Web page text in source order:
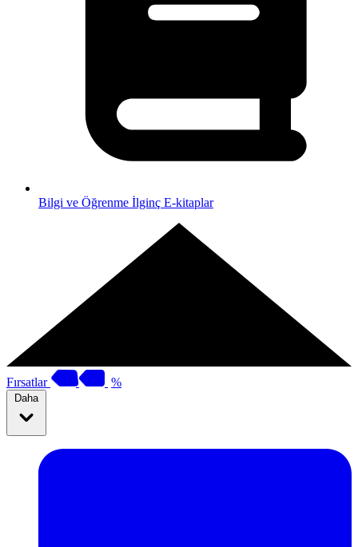
Bilgi ve Öğrenme İlginç E-kitaplar
Fırsatlar %
Daha